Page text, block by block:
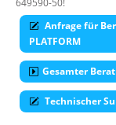
649590-50!
Anfrage für
PLATFORM
Gesamter
Technischer